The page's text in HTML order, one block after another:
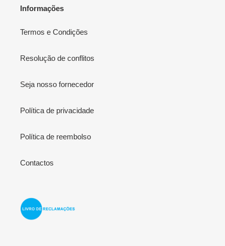
Informações
Termos e Condições
Resolução de conflitos
Seja nosso fornecedor
Política de privacidade
Política de reembolso
Contactos